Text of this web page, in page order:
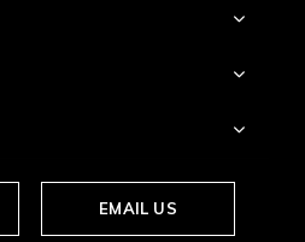
EMAIL US